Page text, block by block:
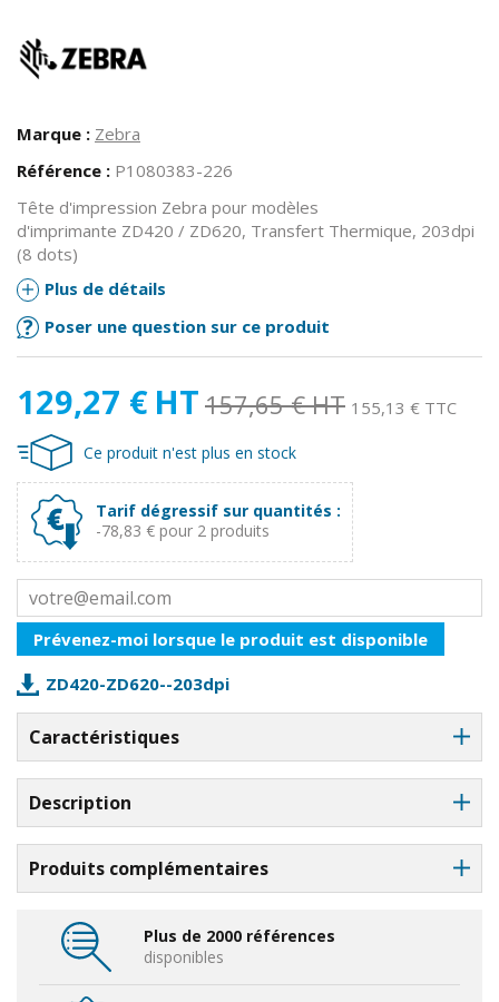
Marque : Zebra
Référence : P1080383-226
Tête d'impression Zebra pour modèles
d'imprimante ZD420 / ZD620, Transfert Thermique, 203dpi
(8 dots)
Plus de détails
Poser une question sur ce produit
129,27 € HT 157,65 € HT 155,13 € TTC
Ce produit n'est plus en stock
Tarif dégressif sur quantités :
-78,83 € pour 2 produits
Prévenez-moi lorsque le produit est disponible
ZD420-ZD620--203dpi
Caractéristiques
Description
Produits complémentaires
Plus de 2000 références
disponibles